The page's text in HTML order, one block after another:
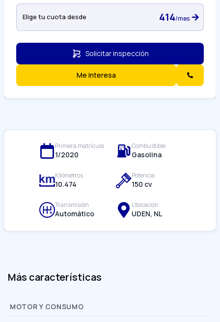
Elige tu cuota desde 414/mes
Solicitar inspección
Me interesa
Primera matrícula
1/2020
Combustible
Gasolina
Kilómetros
10.474
Potencia
150 cv
Transmisión
Automático
Ubicación
UDEN, NL
Más características
MOTOR Y CONSUMO